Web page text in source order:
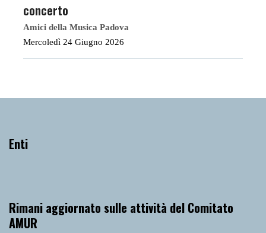
concerto
Amici della Musica Padova
Mercoledì 24 Giugno 2026
Enti
Rimani aggiornato sulle attività del Comitato
AMUR